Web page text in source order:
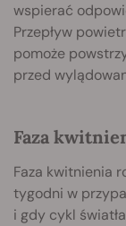
wspierać
Przepływ
pomoże
przed
Faza
Faza kwitnienia
tygodni w
i gdy cykl